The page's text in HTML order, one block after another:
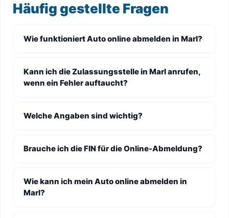
Häufig gestellte Fragen
Wie funktioniert Auto online abmelden in Marl?
Kann ich die Zulassungsstelle in Marl anrufen,
wenn ein Fehler auftaucht?
Welche Angaben sind wichtig?
Brauche ich die FIN für die Online-Abmeldung?
Wie kann ich mein Auto online abmelden in
Marl?